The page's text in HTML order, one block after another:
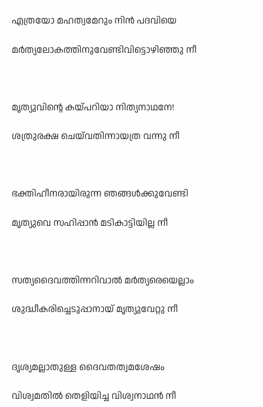
എത്രയോ മഹത്വമേറും നിൻ പദവിയെ
മർത്യലോകത്തിനുവേണ്ടിവിട്ടൊഴിഞ്ഞു നീ
മൃത്യുവിന്റെ കയ്പറിയാ നിത്യനാഥനേ!
ശത്രുരക്ഷ ചെയ്‌വതിന്നായത്ര വന്നു നീ
ഭക്തിഹീനരായിരുന്ന ഞങ്ങൾക്കുവേണ്ടി
മൃത്യുവെ സഹിപ്പാൻ മടികാട്ടിയില്ല നീ
സത്യദൈവത്തിന്നറിവാൽ മർത്യരെയെല്ലാം
ശുദ്ധീകരിച്ചെടുപ്പാനായ് മൃത്യുവേറ്റു നീ
ദൃശ്യമല്ലാതുള്ള ദൈവതത്വമശേഷം
വിശ്വമതിൽ തെളിയിച്ച വിശ്വനാഥൻ നീ